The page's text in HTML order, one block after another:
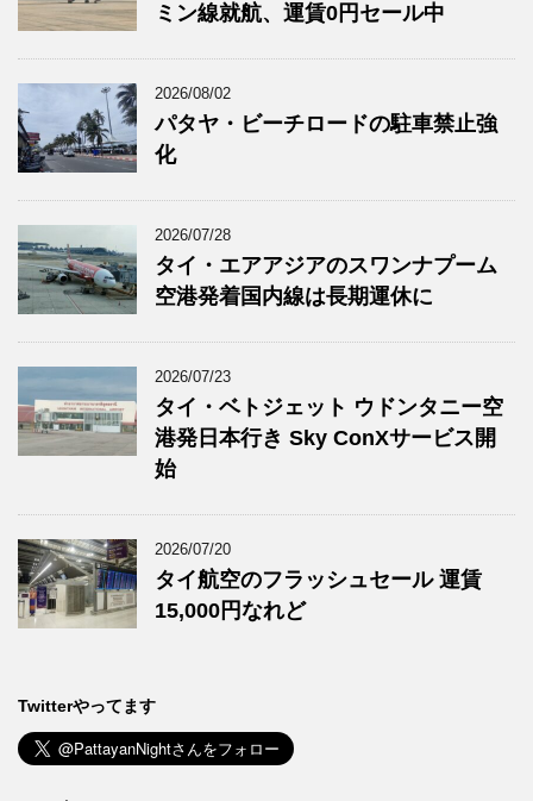
ミン線就航、運賃0円セール中
2026/08/02
パタヤ・ビーチロードの駐車禁止強
化
2026/07/28
タイ・エアアジアのスワンナプーム
空港発着国内線は長期運休に
2026/07/23
タイ・ベトジェット ウドンタニー空
港発日本行き Sky ConXサービス開
始
2026/07/20
タイ航空のフラッシュセール 運賃
15,000円なれど
Twitterやってます